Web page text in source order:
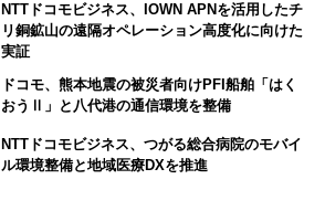
NTTドコモビジネス、IOWN APNを活用したチ
リ銅鉱山の遠隔オペレーション高度化に向けた
実証
ドコモ、熊本地震の被災者向けPFI船舶「はく
おうⅡ」と八代港の通信環境を整備
NTTドコモビジネス、つがる総合病院のモバイ
ル環境整備と地域医療DXを推進